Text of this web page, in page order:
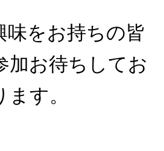
味をお持ちの皆
加お待ちしてお
ます。